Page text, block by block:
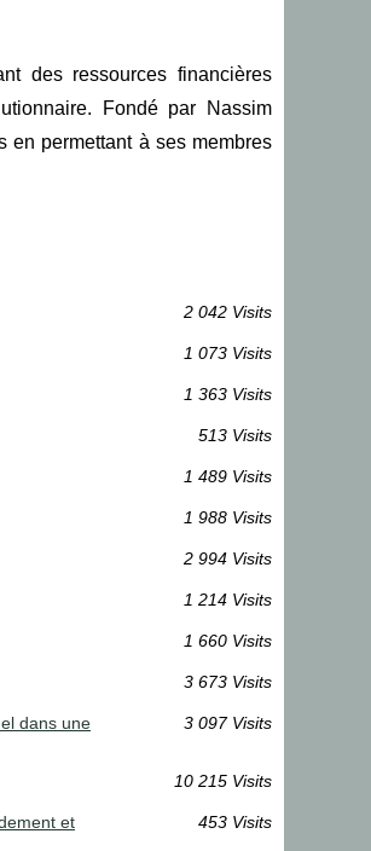
des ressources financières
Fondé par Nassim
en permettant à ses membres
2 042 Visits
1 073 Visits
1 363 Visits
513 Visits
1 489 Visits
1 988 Visits
2 994 Visits
1 214 Visits
1 660 Visits
3 673 Visits
dans une
3 097 Visits
10 215 Visits
et
453 Visits